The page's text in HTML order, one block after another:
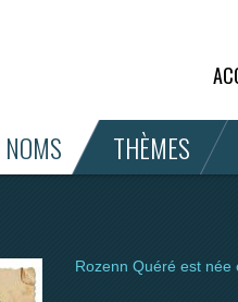
NOMS
THÈMES
Rozenn Quéré est née